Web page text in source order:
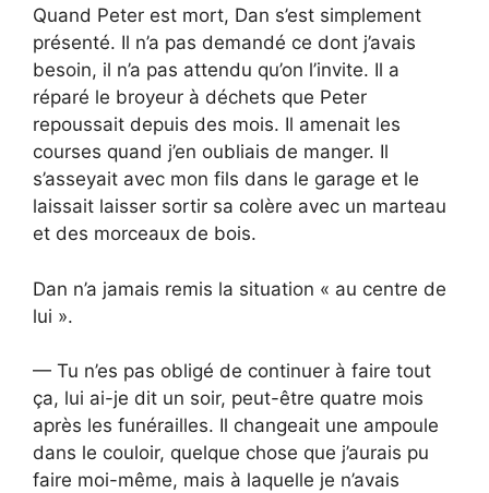
Quand Peter est mort, Dan s’est simplement
présenté. Il n’a pas demandé ce dont j’avais
besoin, il n’a pas attendu qu’on l’invite. Il a
réparé le broyeur à déchets que Peter
repoussait depuis des mois. Il amenait les
courses quand j’en oubliais de manger. Il
s’asseyait avec mon fils dans le garage et le
laissait laisser sortir sa colère avec un marteau
et des morceaux de bois.
Dan n’a jamais remis la situation « au centre de
lui ».
— Tu n’es pas obligé de continuer à faire tout
ça, lui ai-je dit un soir, peut-être quatre mois
après les funérailles. Il changeait une ampoule
dans le couloir, quelque chose que j’aurais pu
faire moi-même, mais à laquelle je n’avais